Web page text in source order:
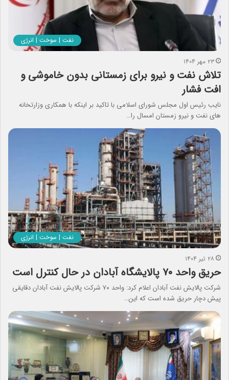
نفت | سوخت | انرژی
۲۳ مهر ۱۴۰۴
تلاش نفت و نیرو برای زمستانی بدون خاموشی و
افت فشار
نایب‌ رئیس اول مجلس شورای اسلامی با تاکید بر اینکه با همکاری وزارتخانه
های نفت و نیرو زمستان امسال را…
نفت | سوخت | انرژی
۲۸ تیر ۱۴۰۴
حریق واحد ۷۰ پالایشگاه آبادان در حال کنترل است
شرکت پالایش نفت آبادان اعلام کرد: واحد ۷۰ شرکت پالایش نفت آبادان دقایقی
پیش دچار حریق شده است که این…